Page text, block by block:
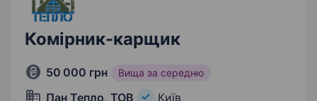
Комірник-карщик
50 000 грн Вища за середню
Пан Тепло, ТОВ Київ